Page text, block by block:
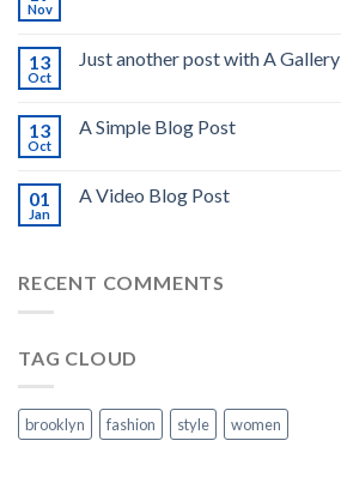
Nov
13
Oct
Just another post with A Gallery
13
Oct
A Simple Blog Post
01
Jan
A Video Blog Post
RECENT COMMENTS
TAG CLOUD
brooklyn fashion style women